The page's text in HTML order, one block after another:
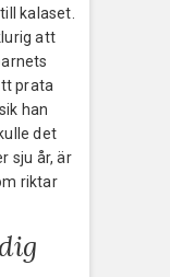
kalaset.
att
prata
han
det
sju år, är
riktar